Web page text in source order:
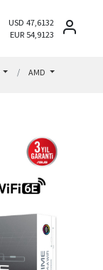
USD 47,6132
EUR 54,9123
AMD